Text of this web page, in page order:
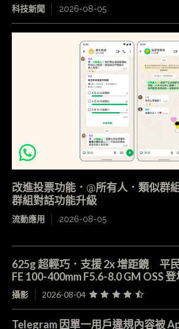
科技新聞 2026-08-05
改進投票功能．@所有人．類似
群組對話功能升級
流動應用 2026-08-05
625g 超輕巧．支援 2x 增距鏡 平
FE 100-400mm F5.6-8.0 GM OSS 登
攝影 2026-08-04
Telegram 因單一用戶違規內容被